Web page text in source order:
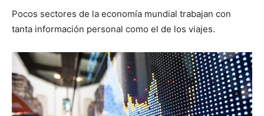
Pocos sectores de la economía mundial trabajan con
tanta información personal como el de los viajes.